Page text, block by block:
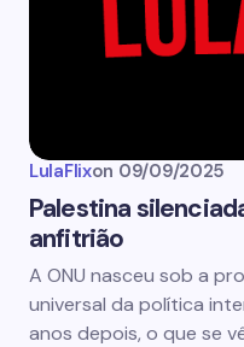
LulaFlixon 09/09/2025
Palestina
anfitrião
A ONU nasceu sob a
universal da política
anos depois, o que se